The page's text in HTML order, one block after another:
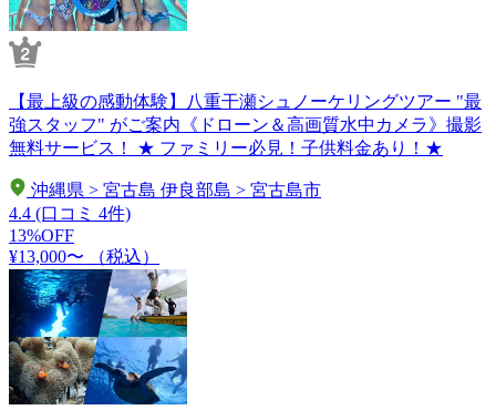
【最上級の感動体験】八重干瀬シュノーケリングツアー "最
強スタッフ" がご案内《ドローン＆高画質水中カメラ》撮影
無料サービス！ ★ ファミリー必見！子供料金あり！★
沖縄県 > 宮古島 伊良部島 > 宮古島市
4.4 (口コミ 4件)
13%OFF
¥13,000〜
（税込）